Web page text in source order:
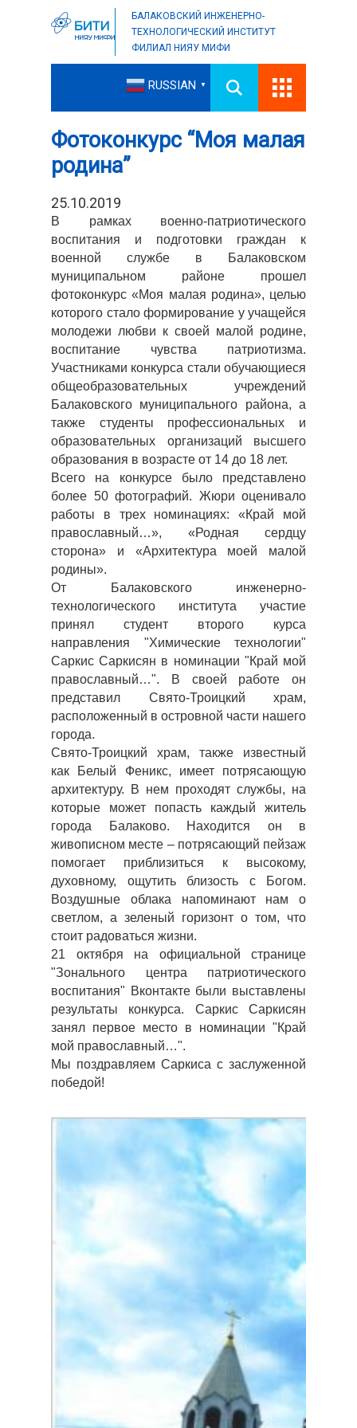
БАЛАКОВСКИЙ ИНЖЕНЕРНО-
ТЕХНОЛОГИЧЕСКИЙ ИНСТИТУТ
ФИЛИАЛ НИЯУ МИФИ
RUSSIAN ▼
Фотоконкурс “Моя малая
родина”
25.10.2019
В рамках военно-патриотического
воспитания и подготовки граждан к
военной службе в Балаковском
муниципальном районе прошел
фотоконкурс «Моя малая родина», целью
которого стало формирование у учащейся
молодежи любви к своей малой родине,
воспитание чувства патриотизма.
Участниками конкурса стали обучающиеся
общеобразовательных учреждений
Балаковского муниципального района, а
также студенты профессиональных и
образовательных организаций высшего
образования в возрасте от 14 до 18 лет.
Всего на конкурсе было представлено
более 50 фотографий. Жюри оценивало
работы в трех номинациях: «Край мой
православный…», «Родная сердцу
сторона» и «Архитектура моей малой
родины».
От Балаковского инженерно-
технологического института участие
принял студент второго курса
направления "Химические технологии"
Саркис Саркисян в номинации "Край мой
православный…". В своей работе он
представил Свято-Троицкий храм,
расположенный в островной части нашего
города.
Свято-Троицкий храм, также известный
как Белый Феникс, имеет потрясающую
архитектуру. В нем проходят службы, на
которые может попасть каждый житель
города Балаково. Находится он в
живописном месте – потрясающий пейзаж
помогает приблизиться к высокому,
духовному, ощутить близость с Богом.
Воздушные облака напоминают нам о
светлом, а зеленый горизонт о том, что
стоит радоваться жизни.
21 октября на официальной странице
"Зонального центра патриотического
воспитания" Вконтакте были выставлены
результаты конкурса. Саркис Саркисян
занял первое место в номинации "Край
мой православный…".
Мы поздравляем Саркиса с заслуженной
победой!